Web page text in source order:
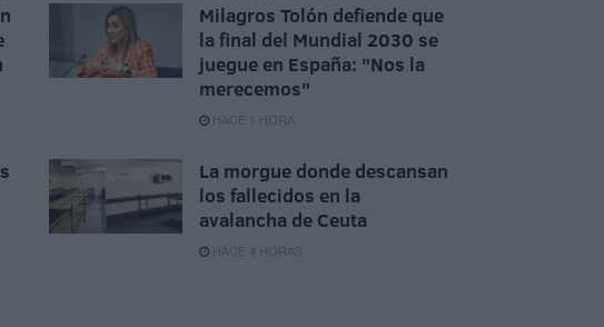
Milagros Tolón defiende que
la final del Mundial 2030 se
juegue en España: "Nos la
merecemos"
HACE 1 HORA
La morgue donde descansan
los fallecidos en la
avalancha de Ceuta
HACE 4 HORAS